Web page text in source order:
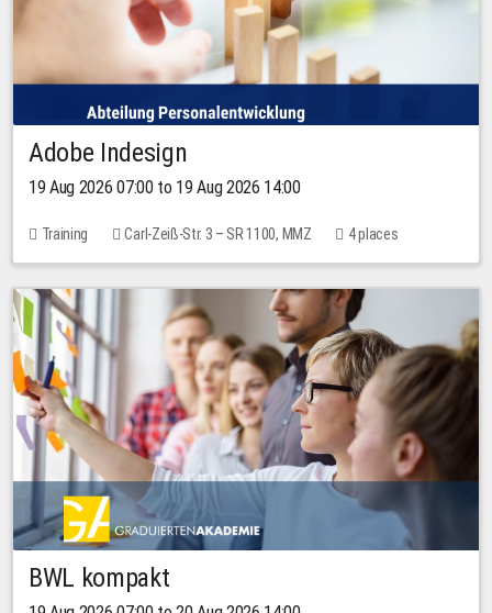
Adobe Indesign
19 Aug 2026 07:00 to 19 Aug 2026 14:00
Training Carl-Zeiß-Str. 3 – SR 1100, MMZ 4 places
BWL kompakt